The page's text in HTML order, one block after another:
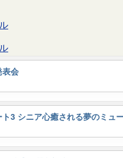
会
3 シニア心癒される夢のミュ